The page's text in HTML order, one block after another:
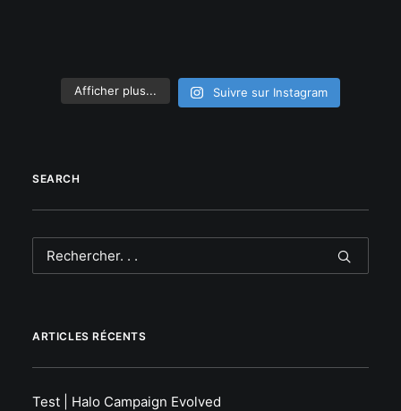
Afficher plus... Suivre sur Instagram
SEARCH
ARTICLES RÉCENTS
Test | Halo Campaign Evolved